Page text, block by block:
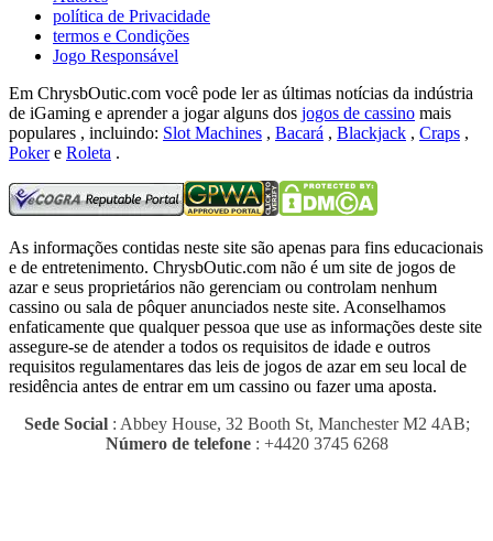
política de Privacidade
termos e Condições
Jogo Responsável
Em ChrysbOutic.com você pode ler as últimas notícias da indústria
de iGaming e aprender a jogar alguns dos jogos de cassino mais
populares , incluindo: Slot Machines , Bacará , Blackjack , Craps ,
Pokere Roleta .
As informações contidas neste site são apenas para fins educacionais
e de entretenimento. ChrysbOutic.com não é um site de jogos de
azar e seus proprietários não gerenciam ou controlam nenhum
cassino ou sala de pôquer anunciados neste site. Aconselhamos
enfaticamente que qualquer pessoa que use as informações deste site
assegure-se de atender a todos os requisitos de idade e outros
requisitos regulamentares das leis de jogos de azar em seu local de
residência antes de entrar em um cassino ou fazer uma aposta.
Sede Social: Abbey House, 32 Booth St, Manchester M2 4AB;
Número de telefone: +4420 3745 6268